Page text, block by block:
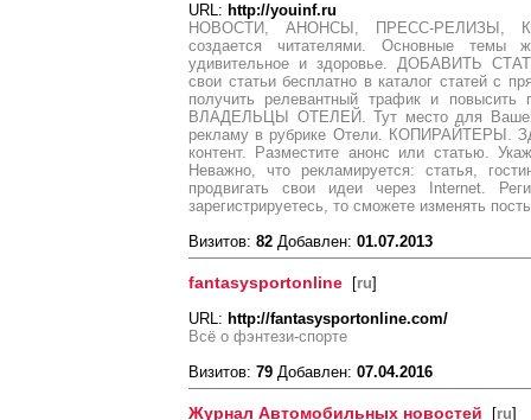
URL: http://youinf.ru
НОВОСТИ, АНОНСЫ, ПРЕСС-РЕЛИЗЫ,
создается читателями. Основные темы
удивительное и здоровье. ДОБАВИТЬ
свои статьи бесплатно в каталог статей с
получить релевантный трафик и повысить
ВЛАДЕЛЬЦЫ ОТЕЛЕЙ. Тут место для Вашей
рекламу в рубрике Отели. КОПИРАЙТЕРЫ.
контент. Разместите анонс или статью.
Неважно, что рекламируется: статья,
продвигать свои идеи через Internet.
зарегистрируетесь, то сможете изменять
Визитов: 82 Добавлен: 01.07.2013
fantasysportonline [ru]
URL: http://fantasysportonline.com/
Всё о фэнтези-спорте
Визитов: 79 Добавлен: 07.04.2016
Журнал Автомобильных новостей [ru]